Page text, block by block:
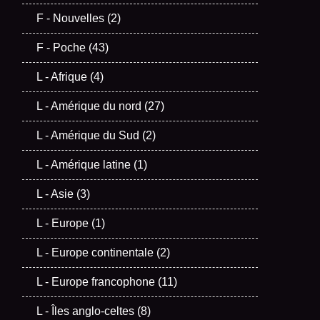
F - Nouvelles (2)
F - Poche (43)
L - Afrique (4)
L - Amérique du nord (27)
L - Amérique du Sud (2)
L - Amérique latine (1)
L - Asie (3)
L - Europe (1)
L - Europe continentale (2)
L - Europe francophone (11)
L - Îles anglo-celtes (8)